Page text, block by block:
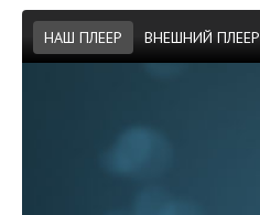
НАШ ПЛЕЕР ВНЕШНИЙ ПЛЕЕР